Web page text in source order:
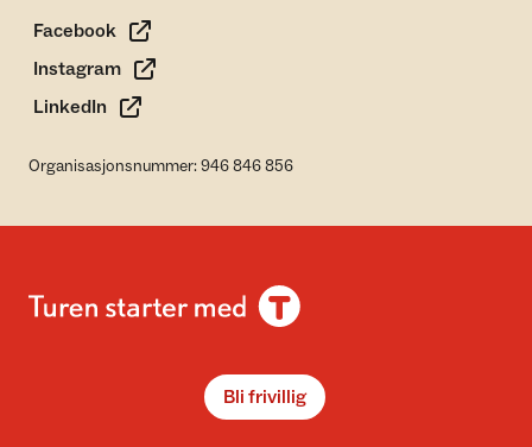
Facebook
Instagram
LinkedIn
Organisasjonsnummer: 946 846 856
Bli frivillig